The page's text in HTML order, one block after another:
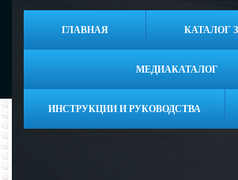
ГЛАВНАЯ КАТАЛОГ
МЕДИАКАТАЛОГ
ИНСТРУКЦИИ И РУКОВОДСТВА